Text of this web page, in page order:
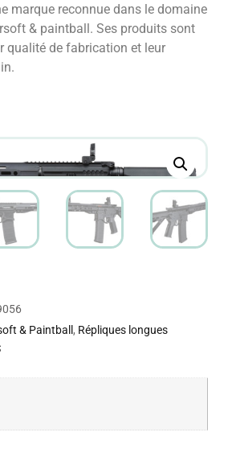
marque reconnue dans le domaine
& paintball. Ses produits sont
qualité de fabrication et leur
& Paintball, Répliques longues